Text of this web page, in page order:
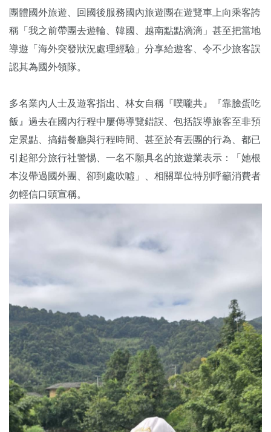
團體國外旅遊、回國後服務國內旅遊團在遊覽車上向乘客誇
稱「我之前帶團去遊輪、韓國、越南點點滴滴」甚至把當地
導遊「海外突發狀況處理經驗」分享給遊客、令不少旅客誤
認其為國外領隊。
多名業內人士及遊客指出、林女自稱『噗嚨共』『靠臉蛋吃
飯』過去在國內行程中屢傳導覽錯誤、包括誤導旅客至非預
定景點、搞錯餐廳與行程時間、甚至於有丟團的行為、都已
引起部分旅行社警惕、一名不願具名的旅遊業表示：「她根
本沒帶過國外團、卻到處吹噓」、相關單位特別呼籲消費者
勿輕信口頭宣稱。